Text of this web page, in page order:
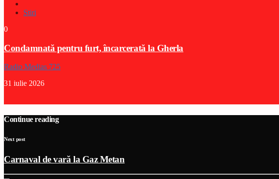
Stiri
0
Condamnată pentru furt, încarcerată la Gherla
Radio Medias 725
31 iulie 2026
Continue reading
Next post
Carnaval de vară la Gaz Metan